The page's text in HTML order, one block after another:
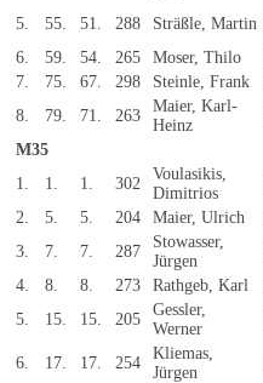
5. 55. 51. 288 Sträßle, Martin
6.
59. 54. 265 Moser, Thilo
7.
75. 67. 298 Steinle, Frank
8.
79. 71. 263
Maier, Karl-
Heinz
M35
1.
1. 1. 302
Voulasikis,
Dimitrios
2.
5. 5. 204 Maier, Ulrich
3.
7. 7. 287
Stowasser,
Jürgen
4.
8. 8. 273 Rathgeb, Karl
5.
15. 15. 205
Gessler,
Werner
6. 17. 17. 254
Kliemas,
Jürgen